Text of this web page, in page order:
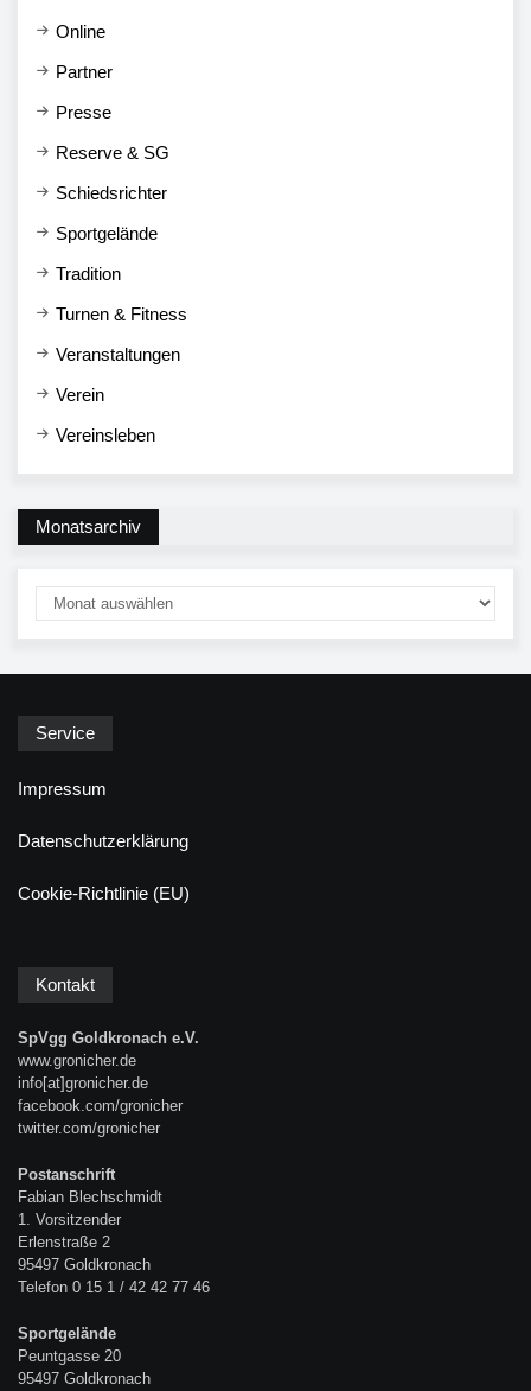
Online
Partner
Presse
Reserve & SG
Schiedsrichter
Sportgelände
Tradition
Turnen & Fitness
Veranstaltungen
Verein
Vereinsleben
Monatsarchiv
Service
Impressum
Datenschutzerklärung
Cookie-Richtlinie (EU)
Kontakt
SpVgg Goldkronach e.V.
www.gronicher.de
info[at]gronicher.de
facebook.com/gronicher
twitter.com/gronicher
Postanschrift
Fabian Blechschmidt
1. Vorsitzender
Erlenstraße 2
95497 Goldkronach
Telefon 0 15 1 / 42 42 77 46
Sportgelände
Peuntgasse 20
95497 Goldkronach